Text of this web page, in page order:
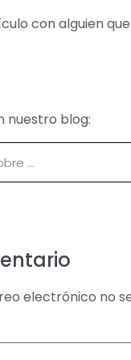
con alguien
nuestro blog:
electrónico no